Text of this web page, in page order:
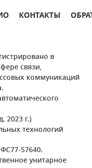
КОНТАКТЫ
в
связи,
коммуникаций
2023 г.)
технологий
57640.
унитарное